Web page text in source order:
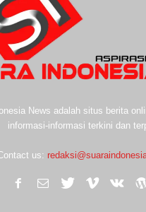
News adalah situs berita
informasi-informasi terkini dan
us: